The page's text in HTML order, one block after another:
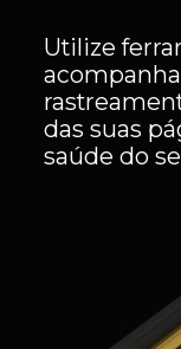
Utilize
das suas
saúde do